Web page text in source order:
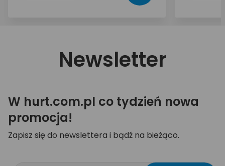
Newsletter
W hurt.com.pl co tydzień nowa
promocja!
Zapisz się do newslettera i bądź na bieżąco.